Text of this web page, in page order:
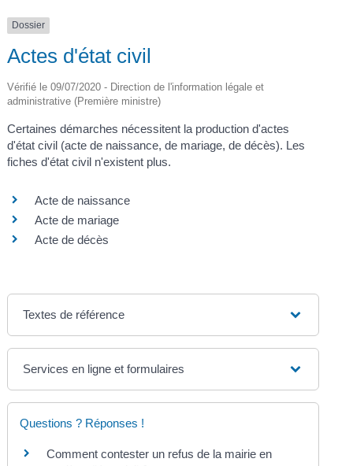
Dossier
Actes d'état civil
Vérifié le 09/07/2020 - Direction de l'information légale et
administrative (Première ministre)
Certaines démarches nécessitent la production d'actes
d'état civil (acte de naissance, de mariage, de décès). Les
fiches d'état civil n'existent plus.
Acte de naissance
Acte de mariage
Acte de décès
Textes de référence
Services en ligne et formulaires
Questions ? Réponses !
Comment contester un refus de la mairie en